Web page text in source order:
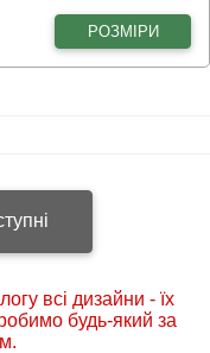
РОЗМІРИ
всі дизайни - їх
будь-який за